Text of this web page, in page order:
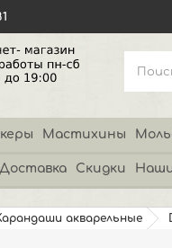
Мастихины
Доставка Скидки
акварельные